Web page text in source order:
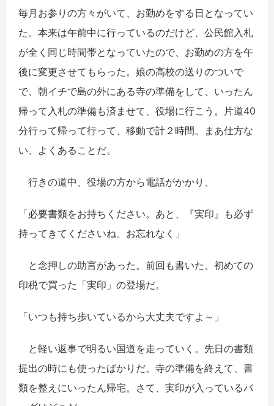
毎月お参りの方々がいて、お勤めをする日となってい
た。本来は午前中に行っているのだけど、公民館入札
が全く同じ時間帯となっていたので、お勤めの方を午
後に変更させてもらった。娘の高校の送りのついで
で、朝イチで島の外にある寺の準備をして、いったん
帰って入札の準備も済ませて、役場に行こう。片道40
分行って帰って行って、移動で計２時間。まあ仕方な
い、よくあることだ。
行きの道中、役場の方から電話がかかり、
「必要書類をお持ちください。あと、『実印』も必ず
持ってきてくださいね。お忘れなく」
と念押しの助言があった。前回も書いた、初めての
印税で買った「実印」の登場だ。
「いつも持ち歩いているから大丈夫ですよ～」
と軽い返事で明るい国道を走っていく。先日の書類
提出の時にも使ったばかりだ。寺の準備を終えて、書
類を整えにいったん帰宅。さて、実印が入っているバ